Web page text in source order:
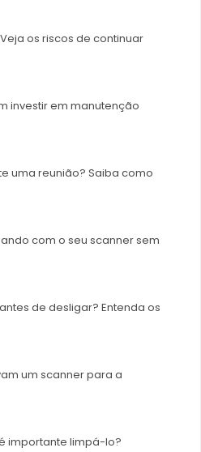
os riscos de continuar
investir em manutenção
uma reunião? Saiba como
com o seu scanner sem
de desligar? Entenda os
um scanner para a
importante limpá-lo?